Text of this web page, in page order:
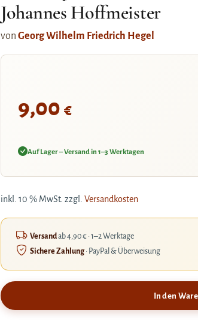
Johannes Hoffmeister
von Georg Wilhelm Friedrich Hegel
9,00 €
Auf Lager – Versand in 1–3 Werktagen
inkl. 10 % MwSt. zzgl. Versandkosten
Versandab 4,90 € · 1–2 Werktage
Sichere Zahlung· PayPal & Überweisung
In den